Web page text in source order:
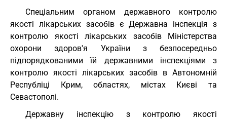
Спеціальним органом державного контролю
якості лікарських засобів є Державна інспекція з
контролю якості лікарських засобів Міністерства
охорони здоров'я України з безпосередньо
підпорядкованими їй державними інспекціями з
контролю якості лікарських засобів в Автономній
Республіці Крим, областях, містах Києві та
Севастополі.
Державну інспекцію з контролю якості